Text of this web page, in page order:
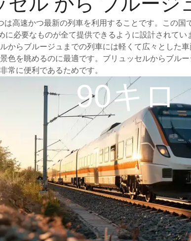
高速かつ最新の列車を利用することです。この
必要なものが全て提供できるように設計されて
からブルージュまでの列車には軽くて広々とした
色を眺めるのに最適です。ブリュッセルからブル
常に便利であるためです。
90キロ